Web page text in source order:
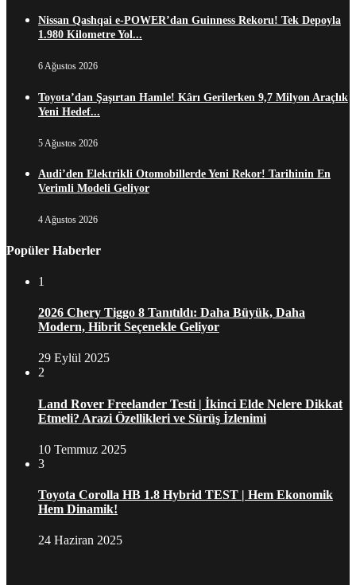
Nissan Qashqai e-POWER’dan Guinness Rekoru! Tek Depoyla
1.980 Kilometre Yol...
6 Ağustos 2026
Toyota’dan Şaşırtan Hamle! Kârı Gerilerken 9,7 Milyon Araçlık
Yeni Hedef...
5 Ağustos 2026
Audi’den Elektrikli Otomobillerde Yeni Rekor! Tarihinin En
Verimli Modeli Geliyor
4 Ağustos 2026
Popüler Haberler
1
2026 Chery Tiggo 8 Tanıtıldı: Daha Büyük, Daha
Modern, Hibrit Seçenekle Geliyor
29 Eylül 2025
2
Land Rover Freelander Testi | İkinci Elde Nelere Dikkat
Etmeli? Arazi Özellikleri ve Sürüş İzlenimi
10 Temmuz 2025
3
Toyota Corolla HB 1.8 Hybrid TEST | Hem Ekonomik
Hem Dinamik!
24 Haziran 2025